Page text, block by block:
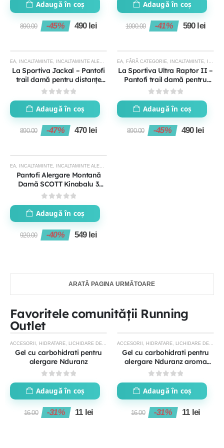
Adaugă în coș
890.00 -45% 490 lei
Adaugă în coș
1000.00 -41% 590 lei
STOC EPUIZAT
EA, INCALTAMINTE, INCALTAMINTE ALERGARE TRAIL ,INCALTAMINTE DE DRUMETIE FEMEI
La Sportiva Jackal – Pantofi
trail damă pentru distanțe
lungi
0out of 5
Adaugă în coș
890.00 -47% 470 lei
STOC EPUIZAT
EA, FĂRĂ CATEGORIE, INCALTAMINTE,
La Sportiva Ultra Raptor II –
Pantofi trail damă pentru
teren tehnic
0out of 5
Adaugă în coș
890.00 -45% 490 lei
STOC EPUIZAT
EA, INCALTAMINTE, INCALTAMINTE ALERGARE TRAIL
Pantofi Alergare Montană
Damă SCOTT Kinabalu 3
Gore-Tex – Performanță și
0out of 5
Adaugă în coș
920.00 -40% 549 lei
ARATĂ PAGINA URMĂTOARE
Favoritele comunității Running
Outlet
ACCESORII , HIDRATARE, LICHIDARE DE STOC
Gel cu carbohidrati pentru
alergare Nduranz
0out of 5
Adaugă în coș
16.00 -31% 11 lei
ACCESORII , HIDRATARE, LICHIDARE DE STOC
Gel cu carbohidrati pentru
alergare Nduranz aroma
lamaie
0out of 5
Adaugă în coș
16.00 -31% 11 lei